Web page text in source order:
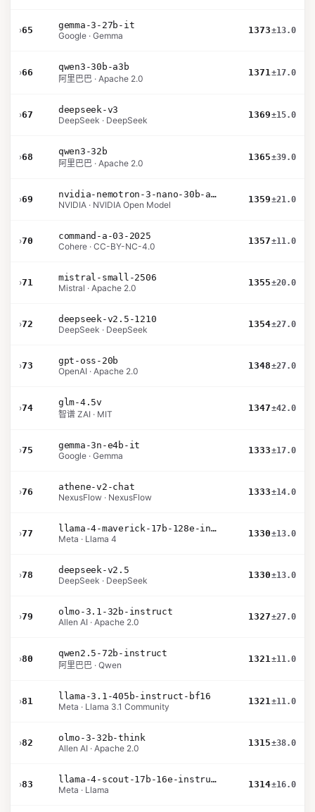
›65
gemma-3-27b-it
Google · Gemma
1373±13.0
›66
qwen3-30b-a3b
阿里巴巴 · Apache 2.0
1371±17.0
›67
deepseek-v3
DeepSeek · DeepSeek
1369±15.0
›68
qwen3-32b
阿里巴巴 · Apache 2.0
1365±39.0
›69
nvidia-nemotron-3-nano-30b-a3b-bf16
NVIDIA · NVIDIA Open Model
1359±21.0
›70
command-a-03-2025
Cohere · CC-BY-NC-4.0
1357±11.0
›71
mistral-small-2506
Mistral · Apache 2.0
1355±20.0
›72
deepseek-v2.5-1210
DeepSeek · DeepSeek
1354±27.0
›73
gpt-oss-20b
OpenAI · Apache 2.0
1348±27.0
›74
glm-4.5v
智谱 ZAI · MIT
1347±42.0
›75
gemma-3n-e4b-it
Google · Gemma
1333±17.0
›76
athene-v2-chat
NexusFlow · NexusFlow
1333±14.0
›77
llama-4-maverick-17b-128e-instruct
Meta · Llama 4
1330±13.0
›78
deepseek-v2.5
DeepSeek · DeepSeek
1330±13.0
›79
olmo-3.1-32b-instruct
Allen AI · Apache 2.0
1327±27.0
›80
qwen2.5-72b-instruct
阿里巴巴 · Qwen
1321±11.0
›81
llama-3.1-405b-instruct-bf16
Meta · Llama 3.1 Community
1321±11.0
›82
olmo-3-32b-think
Allen AI · Apache 2.0
1315±38.0
›83
llama-4-scout-17b-16e-instruct
Meta · Llama
1314±16.0